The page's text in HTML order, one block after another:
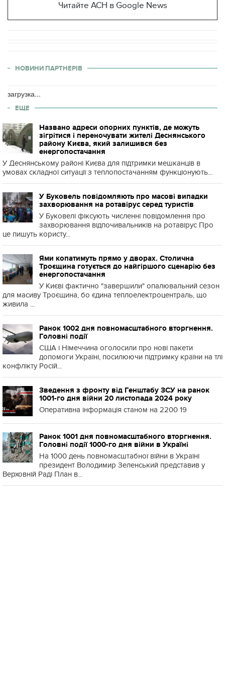
Читайте АСН в Google News
НОВИНИ ПАРТНЕРІВ
загрузка...
ЕЩЕ
Названо адреси опорних пунктів, де можуть
зігрітися і переночувати жителі Деснянського
району Києва, який залишився без
енергопостачання
У Деснянському районі Києва для підтримки мешканців в
умовах складної ситуації з теплопостачанням функціонують...
У Буковель повідомляють про масові випадки
захворювання на ротавірус серед туристів
У Буковелі фіксують численні повідомлення про
захворювання відпочивальників на ротавірус Про
це пишуть користу...
Ями копатимуть прямо у дворах. Столична
Троєщина готується до найгіршого сценарію без
енергопостачання
У Києві фактично "завершили" опалювальний сезон
для масиву Троєщина, бо єдина теплоелектроцентраль, що
живила ...
Ранок 1002 дня повномасштабного вторгнення.
Головні події
США і Німеччина оголосили про нові пакети
допомоги Україні, посилюючи підтримку країни на тлі
конфлікту Росій...
Зведення з фронту від Генштабу ЗСУ на ранок
1001-го дня війни 20 листопада 2024 року
Оперативна інформація станом на 2200 19
Ранок 1001 дня повномасштабного вторгнення.
Головні події 1000-го дня війни в Україні
На 1000 день повномасштабної війни в Україні
президент Володимир Зеленський представив у
Верховній Раді План в...